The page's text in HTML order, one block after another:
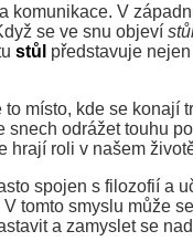
komunikace. V
se ve snu objeví
stůl představuje
místo, kde se konají
odrážet touhu
hrají roli v našem
spojen s filozofií a
tomto smyslu může
a zamyslet se